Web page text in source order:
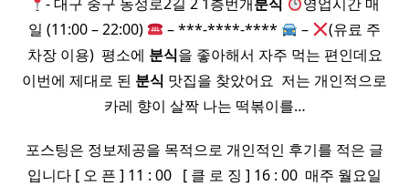
일 (11:00 – 22:00)
– ***-****-**** –
(유료 주
차장 이용) ​ 평소에 분식을 좋아해서 자주 먹는 편인데요
이번에 제대로 된 분식 맛집을 찾았어요 ​ 저는 개인적으로
카레 향이 살짝 나는 떡볶이를…
포스팅은 정보제공을 목적으로 개인적인 후기를 적은 글
입니다 [ 오 픈 ] 11 : 00 ​ ​ [ 클 로 징 ] 16 : 00 ​ 매주 월요일